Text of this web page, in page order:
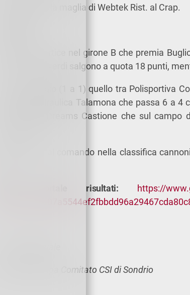
entrambi con la maglia di Webtek Rist. al Crap.
Scontro al vertice nel girone B che premia
Andalo i neroverdi salgono a quota 18 punti,
Unico pareggio (1 a 1) quello tra Polisportiva
T.S. Termoidraulica Talamona che passa 6 a
per Born to Dreams Castione che sul campo
Saldamente al comando nella classifica
Nuovo portale risultati: https://
Addetto stampa Comitato CSI di Sondrio